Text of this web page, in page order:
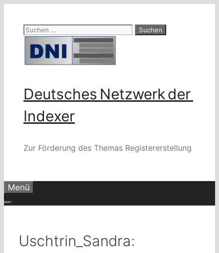
springenSuchen
Deutsches Netzwerk der
Indexer
Zur Förderung des Themas Registererstellung
Menü
Uschtrin_Sandra: